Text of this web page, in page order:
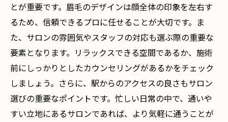
とが重要です。眉毛のデザインは顔全体の印象を左右す
るため、信頼できるプロに任せることが大切です。ま
た、サロンの雰囲気やスタッフの対応も選ぶ際の重要な
要素となります。リラックスできる空間であるか、施術
前にしっかりとしたカウンセリングがあるかをチェック
しましょう。さらに、駅からのアクセスの良さもサロン
選びの重要なポイントです。忙しい日常の中で、通いや
すい立地にあるサロンであれば、より気軽に通うことが